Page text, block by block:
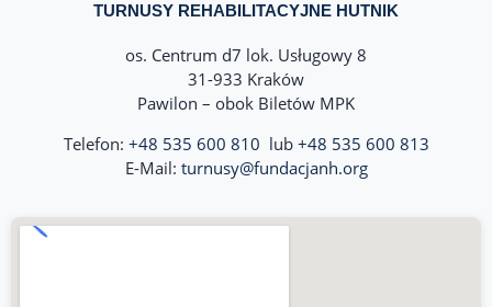
TURNUSY REHABILITACYJNE HUTNIK
os. Centrum d7 lok. Usługowy 8
31-933 Kraków
Pawilon – obok Biletów MPK
Telefon: +48 535 600 810 lub +48 535 600 813
E-Mail: turnusy@fundacjanh.org